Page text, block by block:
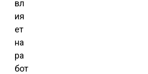
вл
ия
ет
на
ра
бот